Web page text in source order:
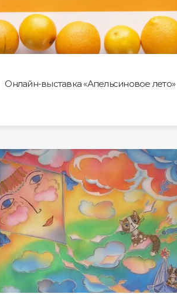
Онлайн-выставка «Апельсиновое лето»